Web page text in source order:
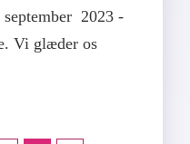
september 2023 -
Vi glæder os